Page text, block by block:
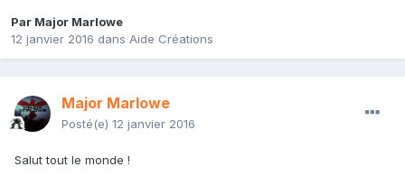
Par Major Marlowe
12 janvier 2016 dans Aide Créations
Major Marlowe
Posté(e) 12 janvier 2016
Salut tout le monde !